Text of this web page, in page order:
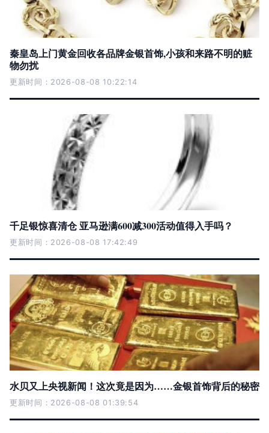
秦皇岛上门黄金回收各品牌金银首饰,小孩和来路不明的赃
物勿扰
更新时间：2026-08-08 10:22:14
千足银惊喜清仓 亚马逊满600减300活动值得入手吗？
更新时间：2026-08-08 17:42:49
水贝又上央视新闻！这次竟是因为……金银首饰背后的秘密
更新时间：2026-08-08 01:39:54